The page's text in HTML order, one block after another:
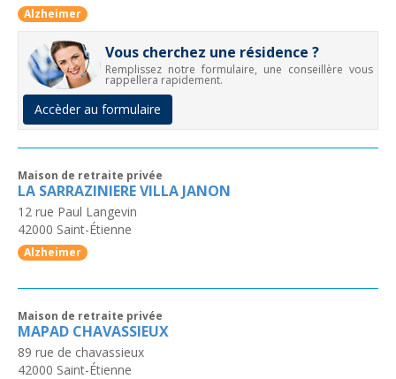
Alzheimer
Vous cherchez une résidence ?
Remplissez notre formulaire, une conseillère vous
rappellera rapidement.
Accèder au formulaire
Maison de retraite privée
LA SARRAZINIERE VILLA JANON
12 rue Paul Langevin
42000 Saint-Étienne
Alzheimer
Maison de retraite privée
MAPAD CHAVASSIEUX
89 rue de chavassieux
42000 Saint-Étienne